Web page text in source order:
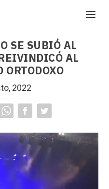
SE SUBIÓ AL
AL
ORTODOXO
2022